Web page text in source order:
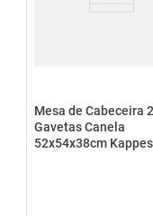
Mesa de Cabeceira 2
Gavetas Canela
52x54x38cm